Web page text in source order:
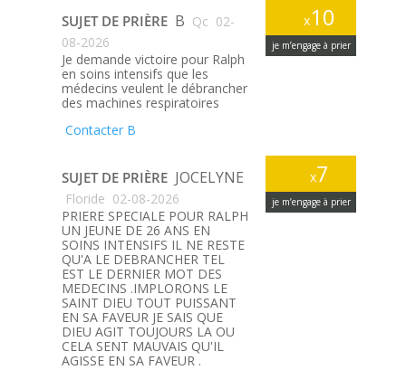
x10
je m’engage à prier
SUJET DE PRIÈRE B Qc 02-
08-2026
Je demande victoire pour Ralph
en soins intensifs que les
médecins veulent le débrancher
des machines respiratoires
Contacter B
x7
je m’engage à prier
SUJET DE PRIÈRE JOCELYNE
Floride 02-08-2026
PRIERE SPECIALE POUR RALPH
UN JEUNE DE 26 ANS EN
SOINS INTENSIFS IL NE RESTE
QU'A LE DEBRANCHER TEL
EST LE DERNIER MOT DES
MEDECINS .IMPLORONS LE
SAINT DIEU TOUT PUISSANT
EN SA FAVEUR JE SAIS QUE
DIEU AGIT TOUJOURS LA OU
CELA SENT MAUVAIS QU'IL
AGISSE EN SA FAVEUR .